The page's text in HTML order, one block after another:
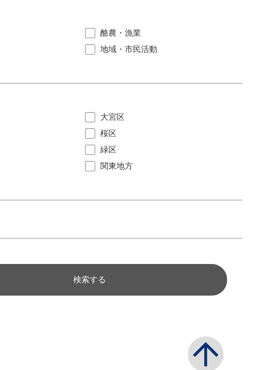
酪農・漁業
地域・市民活動
大宮区
桜区
緑区
関東地方
検索する